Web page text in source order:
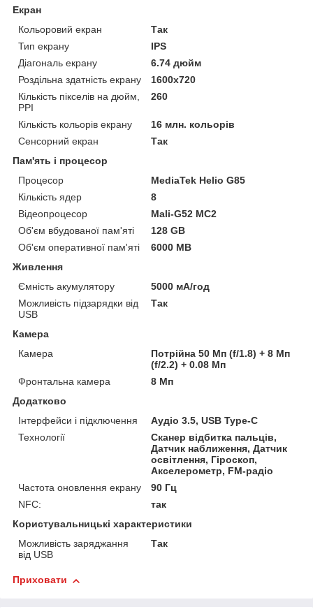
Екран
Кольоровий екран
Так
Тип екрану
IPS
Діагональ екрану
6.74 дюйм
Роздільна здатність екрану
1600x720
Кількість пікселів на дюйм,
PPI
260
Кількість кольорів екрану
16 млн. кольорів
Сенсорний екран
Так
Пам'ять і процесор
Процесор
MediaTek Helio G85
Кількість ядер
8
Відеопроцесор
Mali-G52 MC2
Об'єм вбудованої пам'яті
128 GB
Об'єм оперативної пам'яті
6000 MB
Живлення
Ємність акумулятору
5000 мА/год
Можливість підзарядки від
USB
Так
Камера
Камера
Потрійна 50 Мп (f/1.8) + 8 Мп
(f/2.2) + 0.08 Мп
Фронтальна камера
8 Мп
Додатково
Інтерфейси і підключення
Аудіо 3.5, USB Type-C
Технології
Сканер відбитка пальців,
Датчик наближення, Датчик
освітлення, Гіроскоп,
Акселерометр, FM-радіо
Частота оновлення екрану
90 Гц
NFC:
так
Користувальницькі характеристики
Можливість заряджання
від USB
Так
Приховати